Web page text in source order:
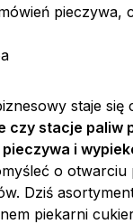
pieczywa,
staje się
stacje paliw
i
o
Dziś
piekarni